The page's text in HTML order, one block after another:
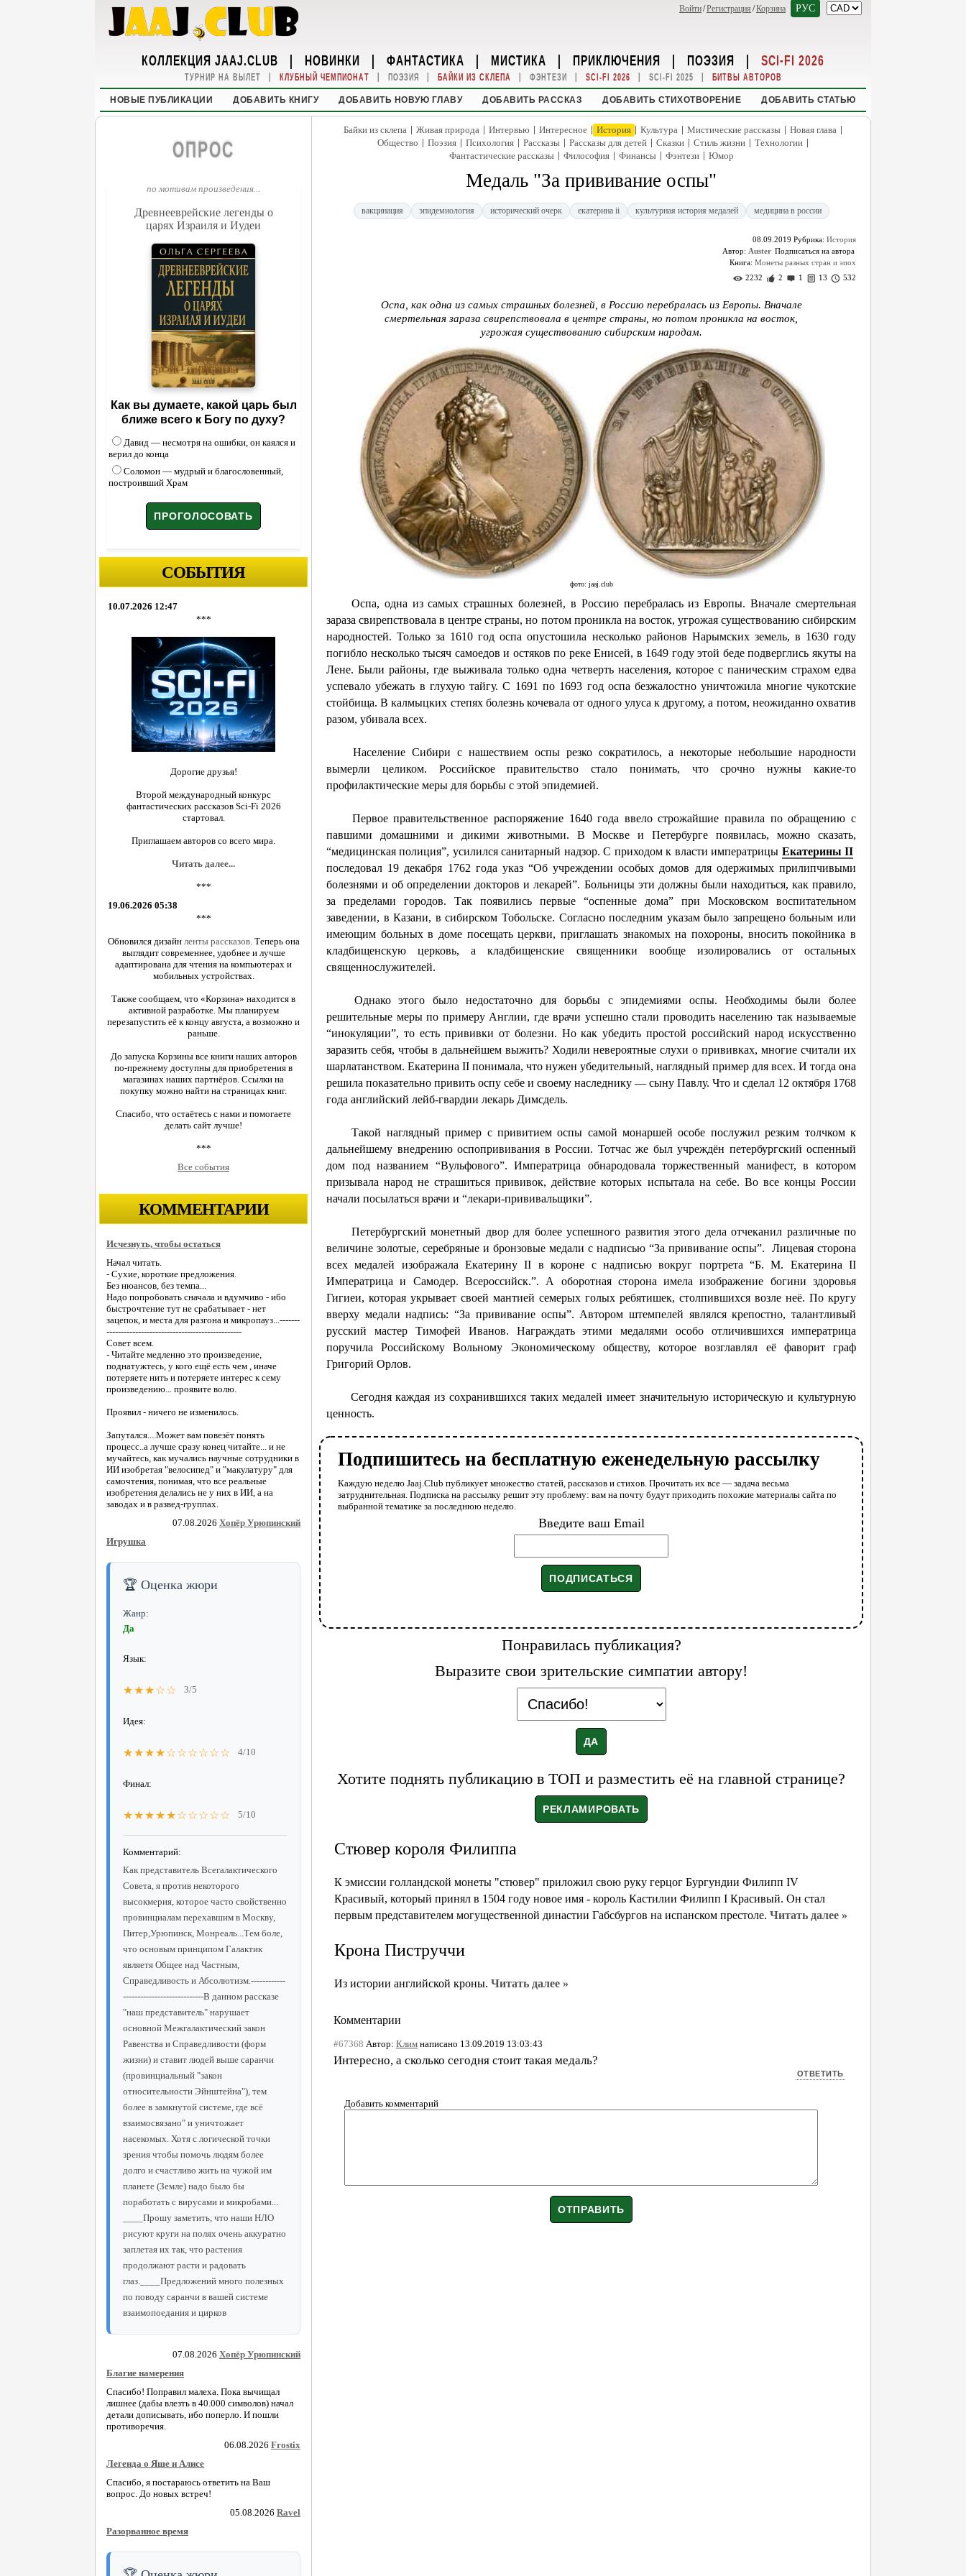
Войти/Регистрация /Корзина РУС
КОЛЛЕКЦИЯ JAAJ.CLUB | НОВИНКИ | ФАНТАСТИКА | МИСТИКА | ПРИКЛЮЧЕНИЯ | ПОЭЗИЯ | SCI-FI 2026
ТУРНИР НА ВЫЛЕТ | КЛУБНЫЙ ЧЕМПИОНАТ | ПОЭЗИЯ | БАЙКИ ИЗ СКЛЕПА | ФЭНТЕЗИ | SCI-FI 2026 | SCI-FI 2025 | БИТВЫ АВТОРОВ
НОВЫЕ ПУБЛИКАЦИИ ДОБАВИТЬ КНИГУ ДОБАВИТЬ НОВУЮ ГЛАВУ ДОБАВИТЬ РАССКАЗ ДОБАВИТЬ СТИХОТВОРЕНИЕ ДОБАВИТЬ СТАТЬЮ
ОПРОС
по мотивам произведения...
Древнееврейские легенды о
царях Израиля и Иудеи
Как вы думаете, какой царь был
ближе всего к Богу по духу?
Давид — несмотря на ошибки, он каялся и
верил до конца
Соломон — мудрый и благословенный,
построивший Храм
СОБЫТИЯ
10.07.2026 12:47
***
Дорогие друзья!
Второй международный конкурс
фантастических рассказов Sci-Fi 2026
стартовал.
Приглашаем авторов со всего мира.
Читать далее...
***
19.06.2026 05:38
***
Обновился дизайн ленты рассказов. Теперь она
выглядит современнее, удобнее и лучше
адаптирована для чтения на компьютерах и
мобильных устройствах.
Также сообщаем, что «Корзина» находится в
активной разработке. Мы планируем
перезапустить её к концу августа, а возможно и
раньше.
До запуска Корзины все книги наших авторов
по-прежнему доступны для приобретения в
магазинах наших партнёров. Ссылки на
покупку можно найти на страницах книг.
Спасибо, что остаётесь с нами и помогаете
делать сайт лучше!
***
Все события
КОММЕНТАРИИ
Исчезнуть, чтобы остаться
Начал читать.
- Сухие, короткие предложения.
Без нюансов, без темпа...
Надо попробовать сначала и вдумчиво - ибо
быстрочтение тут не срабатывает - нет
зацепок, и места для разгона и микропауз...-------
-----------------------------------------------
Совет всем.
- Читайте медленно это произведение,
поднатужтесь, у кого ещё есть чем , иначе
потеряете нить и потеряете интерес к сему
произведению... проявите волю.
Проявил - ничего не изменилось.
Запутался....Может вам повезёт понять
процесс..а лучше сразу конец читайте... и не
мучайтесь, как мучались научные сотрудники в
ИИ изобретая "велосипед" и "макулатуру" для
самочтения, понимая, что все реальные
изобретения делались не у них в ИИ, а на
заводах и в развед-группах.
07.08.2026 Хопёр Урюпинский
Игрушка
🏆 Оценка жюри
Жанр:
Да
Язык:
★★★☆☆ 3/5
Идея:
★★★★☆☆☆☆☆☆ 4/10
Финал:
★★★★★☆☆☆☆☆ 5/10
Комментарий:
Как представитель Всегалактического
Совета, я против некоторого
высокмерия, которое часто свойственно
провинциалам перехавшим в Москву,
Питер,Урюпинск, Монреаль...Тем боле,
что основым принципом Галактик
являетя Общее над Частным,
Справедливость и Абсолютизм.------------
----------------------------В данном рассказе
"наш представитель" нарушает
основной Межгалактический закон
Равенства и Справедливости (форм
жизни) и ставит людей выше саранчи
(провинциальный "закон
относительности Эйнштейна"), тем
более в замкнутой системе, где всё
взаимосвязано" и уничтожает
насекомых. Хотя с логической точки
зрения чтобы помочь людям более
долго и счастливо жить на чужой им
планете (Земле) надо было бы
поработать с вирусами и микробами...
____Прошу заметить, что наши НЛО
рисуют круги на полях очень аккуратно
заплетая их так, что растения
продолжают расти и радовать
глаз.____Предложений много полезных
по поводу саранчи в вашей системе
взаимопоедания и цирков
07.08.2026 Хопёр Урюпинский
Благие намерения
Спасибо! Поправил малеха. Пока вычищал
лишнее (дабы влезть в 40.000 символов) начал
детали дописывать, ибо поперло. И пошли
противоречия.
06.08.2026 Frostix
Легенда о Яше и Алисе
Спасибо, я постараюсь ответить на Ваш
вопрос. До новых встреч!
05.08.2026 Ravel
Разорванное время
Байки из склепа | Живая природа | Интервью | Интересное | История | Культура | Мистические рассказы | Новая глава |
Общество | Поэзия | Психология | Рассказы | Рассказы для детей | Сказки | Стиль жизни | Технологии |
Фантастические рассказы | Философия | Финансы | Фэнтези | Юмор
Медаль "За прививание оспы"
вакцинация эпидемиология исторический очерк екатерина ii культурная история медалей медицина в россии
08.09.2019 Рубрика: История
Автор: Auster
Книга: Монеты разных стран и эпох
2232
2 1 13 532
Оспа, как одна из самых страшных болезней, в Россию перебралась из Европы. Вначале
смертельная зараза свирепствовала в центре страны, но потом проникла на восток,
угрожая существованию сибирским народам.
фото: jaaj.club
Оспа, одна из самых страшных болезней, в Россию перебралась из Европы. Вначале смертельная
зараза свирепствовала в центре страны, но потом проникла на восток, угрожая существованию сибирским
народностей. Только за 1610 год оспа опустошила несколько районов Нарымских земель, в 1630 году
погибло несколько тысяч самоедов и остяков по реке Енисей, в 1649 году этой беде подверглись якуты на
Лене. Были районы, где выживала только одна четверть населения, которое с паническим страхом едва
успевало убежать в глухую тайгу. С 1691 по 1693 год оспа безжалостно уничтожила многие чукотские
стойбища. В калмыцких степях болезнь кочевала от одного улуса к другому, а потом, неожиданно охватив
разом, убивала всех.
Население Сибири с нашествием оспы резко сократилось, а некоторые небольшие народности
вымерли целиком. Российское правительство стало понимать, что срочно нужны какие-то
профилактические меры для борьбы с этой эпидемией.
Первое правительственное распоряжение 1640 года ввело строжайшие правила по обращению с
павшими домашними и дикими животными. В Москве и Петербурге появилась, можно сказать,
“медицинская полиция”, усилился санитарный надзор. С приходом к власти императрицы Екатерины II
последовал 19 декабря 1762 года указ “Об учреждении особых домов для одержимых прилипчивыми
болезнями и об определении докторов и лекарей”. Больницы эти должны были находиться, как правило,
за пределами городов. Так появились первые “оспенные дома” при Московском воспитательном
заведении, в Казани, в сибирском Тобольске. Согласно последним указам было запрещено больным или
имеющим больных в доме посещать церкви, приглашать знакомых на похороны, вносить покойника в
кладбищенскую церковь, а кладбищенские священники вообще изолировались от остальных
священнослужителей.
Однако этого было недостаточно для борьбы с эпидемиями оспы. Необходимы были более
решительные меры по примеру Англии, где врачи успешно стали проводить населению так называемые
“инокуляции”, то есть прививки от болезни. Но как убедить простой российский народ искусственно
заразить себя, чтобы в дальнейшем выжить? Ходили невероятные слухи о прививках, многие считали их
шарлатанством. Екатерина II понимала, что нужен убедительный, наглядный пример для всех. И тогда она
решила показательно привить оспу себе и своему наследнику — сыну Павлу. Что и сделал 12 октября 1768
года английский лейб-гвардии лекарь Димсдель.
Такой наглядный пример с привитием оспы самой монаршей особе послужил резким толчком к
дальнейшему внедрению оспопрививания в России. Тотчас же был учреждён петербургский оспенный
дом под названием “Вульфового”. Императрица обнародовала торжественный манифест, в котором
призывала народ не страшиться прививок, действие которых испытала на себе. Во все концы России
начали посылаться врачи и “лекари-прививальщики”.
Петербургский монетный двор для более успешного развития этого дела отчеканил различные по
величине золотые, серебряные и бронзовые медали с надписью “За прививание оспы”. Лицевая сторона
всех медалей изображала Екатерину II в короне с надписью вокруг портрета “Б. М. Екатерина II
Императрица и Самодер. Всероссийск.”. А оборотная сторона имела изображение богини здоровья
Гигиеи, которая укрывает своей мантией семерых голых ребятишек, столпившихся возле неё. По кругу
вверху медали надпись: “За прививание оспы”. Автором штемпелей являлся крепостно, талантливый
русский мастер Тимофей Иванов. Награждать этими медалями особо отличившихся императрица
поручила Российскому Вольному Экономическому обществу, которое возглавлял её фаворит граф
Григорий Орлов.
Сегодня каждая из сохранившихся таких медалей имеет значительную историческую и культурную
ценность.
Подпишитесь на бесплатную еженедельную рассылку
Каждую неделю Jaaj.Club публикует множество статей, рассказов и стихов. Прочитать их все — задача весьма
затруднительная. Подписка на рассылку решит эту проблему: вам на почту будут приходить похожие материалы сайта по
выбранной тематике за последнюю неделю.
Введите ваш Email
Понравилась публикация?
Выразите свои зрительские симпатии автору!
Хотите поднять публикацию в ТОП и разместить её на главной странице?
Стювер короля Филиппа
К эмиссии голландской монеты "стювер" приложил свою руку герцог Бургундии Филипп IV
Красивый, который принял в 1504 году новое имя - король Кастилии Филипп I Красивый. Он стал
первым представителем могущественной династии Габсбургов на испанском престоле. Читать далее »
Крона Пиструччи
Из истории английской кроны. Читать далее »
Комментарии
#67368 Автор: Клим написано 13.09.2019 13:03:43
Интересно, а сколько сегодня стоит такая медаль?
Добавить комментарий